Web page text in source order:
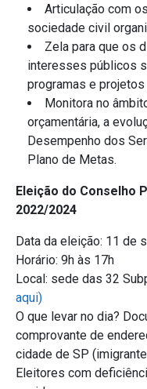
Articulação com
sociedade civil
Zela para que os
interesses públicos
programas e
Monitora no
orçamentária, a
Desempenho dos
Plano de Metas.
Eleição do Conselho
2022/2024
Data da eleição: 11 de
Horário: 9h às 17h
Local: sede das 32
aqui)
O que levar no dia?
comprovante de
cidade de SP
Eleitores com